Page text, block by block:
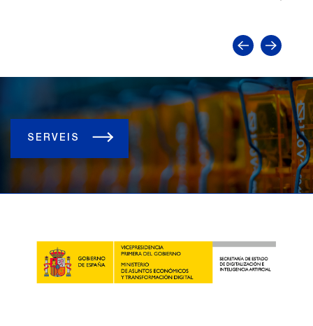
SERVEIS